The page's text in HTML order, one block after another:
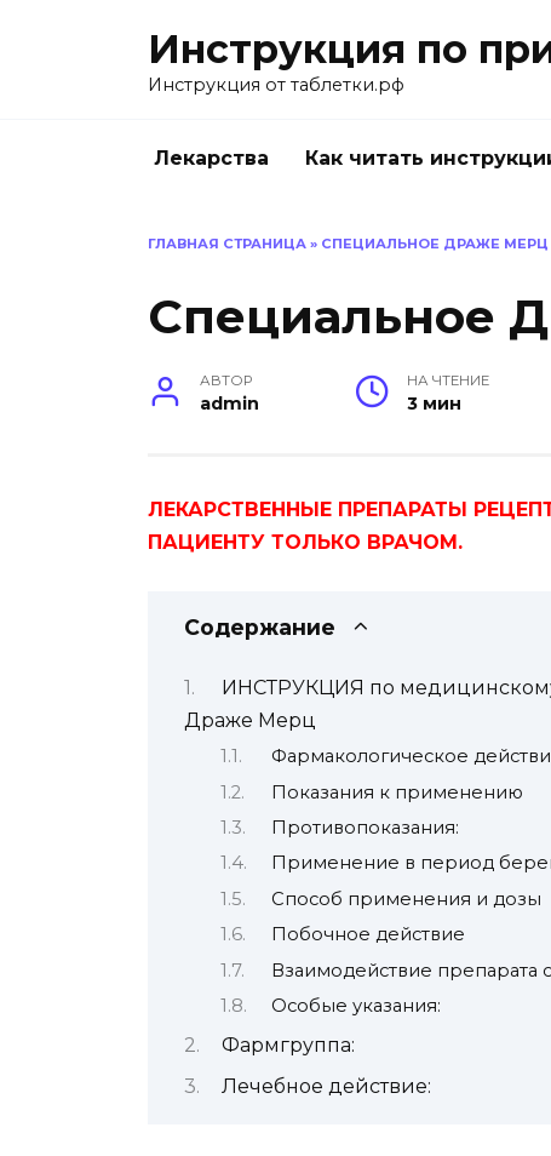
Инструкция по
Инструкция от таблетки.рф
Лекарства Как читать
ГЛАВНАЯ СТРАНИЦА » СПЕЦИАЛЬНОЕ ДРАЖЕ МЕРЦ
Специальное
АВТОР
admin
НА ЧТЕНИЕ
3 мин
ЛЕКАРСТВЕННЫЕ ПРЕПАРАТЫ
ПАЦИЕНТУ ТОЛЬКО ВРАЧОМ.
Содержание
ИНСТРУКЦИЯ по
Драже Мерц
Фармакологическое
Показания к применению
Противопоказания:
Применение в период
Способ применения и дозы
Побочное действие
Взаимодействие препарата
Особые указания:
Фармгруппа:
Лечебное действие: